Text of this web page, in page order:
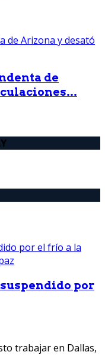
de
por
trabajar en Dallas,